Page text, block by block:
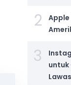
2
Apple
3
untuk
Lawas